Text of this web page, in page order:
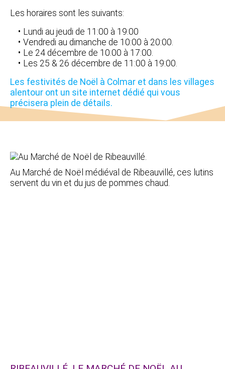
Les horaires sont les suivants:
Lundi au jeudi de 11:00 à 19:00
Vendredi au dimanche de 10:00 à 20:00.
Le 24 décembre de 10:00 à 17:00.
Les 25 & 26 décembre de 11:00 à 19:00.
Les festivités de Noël à Colmar et dans les villages
alentour ont un site internet dédié qui vous
précisera plein de détails.
Au Marché de Noël médiéval de Ribeauvillé, ces lutins
servent du vin et du jus de pommes chaud.